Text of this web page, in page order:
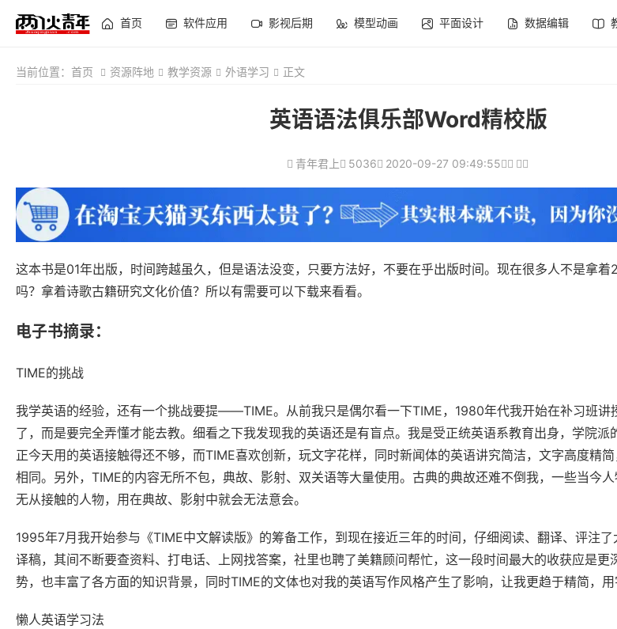
首页 软件应用 影视后期 模型动画 平面设计 数据编辑
当前位置： 首页 资源阵地 教学资源 外语学习 正文
英语语法俱乐部Word精校版
青年君上 5036 2020-09-27 09:49:55
这本书是01年出版，时间跨越虽久，但是语法没变，只要方法好，不要在乎出版时间。现在很多人不是拿
吗？拿着诗歌古籍研究文化价值？所以有需要可以下载来看看。
电子书摘录：
TIME的挑战
我学英语的经验，还有一个挑战要提——TIME。从前我只是偶尔看一下TIME，1980年代我开始在补习班讲
了，而是要完全弄懂才能去教。细看之下我发现我的英语还是有盲点。我是受正统英语系教育出身，学院
正今天用的英语接触得还不够，而TIME喜欢创新，玩文字花样，同时新闻体的英语讲究简洁，文字高度精
相同。另外，TIME的内容无所不包，典故、影射、双关语等大量使用。古典的典故还难不倒我，一些当今
无从接触的人物，用在典故、影射中就会无法意会。
1995年7月我开始参与《TIME中文解读版》的筹备工作，到现在接近三年的时间，仔细阅读、翻译、评注
译稿，其间不断要查资料、打电话、上网找答案，社里也聘了美籍顾问帮忙，这一段时间最大的收获应是更
势，也丰富了各方面的知识背景，同时TIME的文体也对我的英语写作风格产生了影响，让我更趋于精简，用
懒人英语学习法